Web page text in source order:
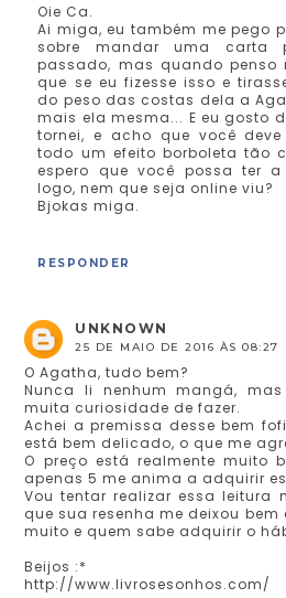
Oie Ca.
Ai miga, eu também me pego
sobre mandar uma carta
passado, mas quando penso
que se eu fizesse isso e
do peso das costas dela a
mais ela mesma... E eu gosto
tornei, e acho que você
todo um efeito borboleta tão
espero que você possa ter
logo, nem que seja online viu?
Bjokas miga.
RESPONDER
UNKNOWN
25 DE MAIO DE 2016 ÀS 08:27
O Agatha, tudo bem?
Nunca li nenhum mangá,
muita curiosidade de fazer.
Achei a premissa desse bem
está bem delicado, o que me
O preço está realmente muito
apenas 5 me anima a adquirir
Vou tentar realizar essa leitura
que sua resenha me deixou
muito e quem sabe adquirir o
Beijos :*
http://www.livrosesonhos.com/